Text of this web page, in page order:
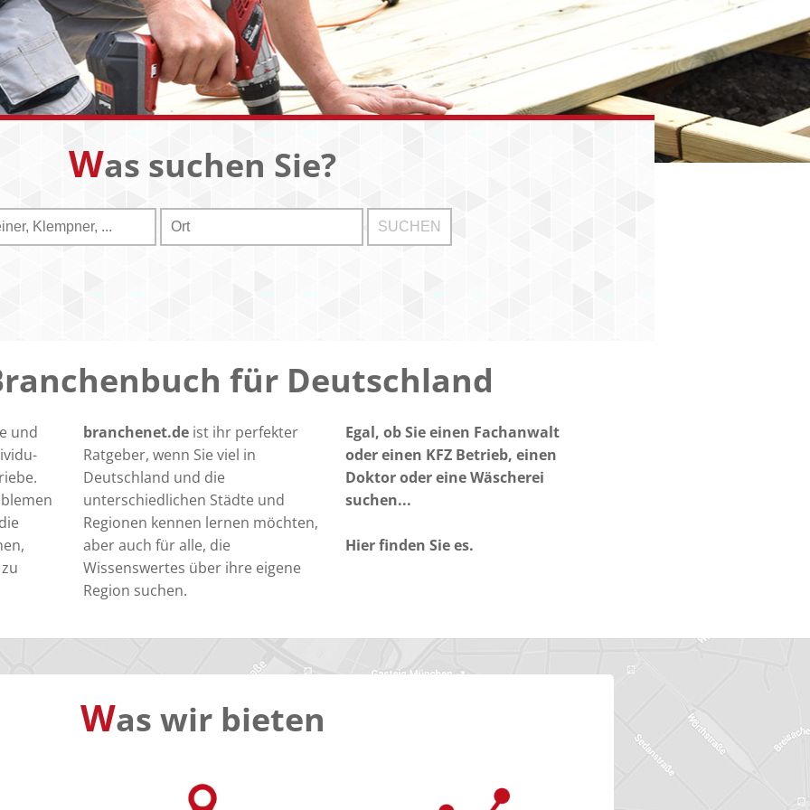
Was suchen Sie?
für Deutschland
und
branchenet.de ist ihr perfekter
Ratgeber, wenn Sie viel in
Deutschland und die
unterschiedlichen Städte und
Regionen kennen lernen möchten,
aber auch für alle, die
Wissenswertes über ihre eigene
Region suchen.
Egal, ob Sie einen Fachanwalt
oder einen KFZ Betrieb, einen
Doktor oder eine Wäscherei
suchen...
Hier finden Sie es.
Was wir bieten